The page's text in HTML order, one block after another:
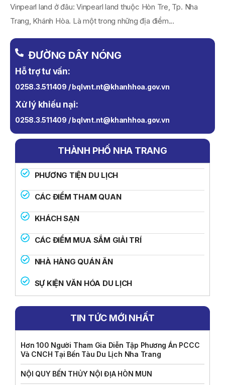
Vinpearl land ở đâu: Vinpearl land thuộc Hòn Tre, Tp. Nha
Trang, Khánh Hòa. Là một trong những địa điểm...
ĐƯỜNG DÂY NÓNG
Hỗ trợ tư vấn:
0258.3.511409 / bqlvnt.nt@khanhhoa.gov.vn
Xử lý khiếu nại:
0258.3.511409 / bqlvnt.nt@khanhhoa.gov.vn
THÀNH PHỐ NHA TRANG
PHƯƠNG TIỆN DU LỊCH
CÁC ĐIỂM THAM QUAN
KHÁCH SẠN
CÁC ĐIỂM MUA SẮM GIẢI TRÍ
NHÀ HÀNG QUÁN ĂN
SỰ KIỆN VĂN HÓA DU LỊCH
TIN TỨC MỚI NHẤT
Hơn 100 Người Tham Gia Diễn Tập Phương Án PCCC
Và CNCH Tại Bến Tàu Du Lịch Nha Trang
NỘI QUY BẾN THỦY NỘI ĐỊA HÒN MUN